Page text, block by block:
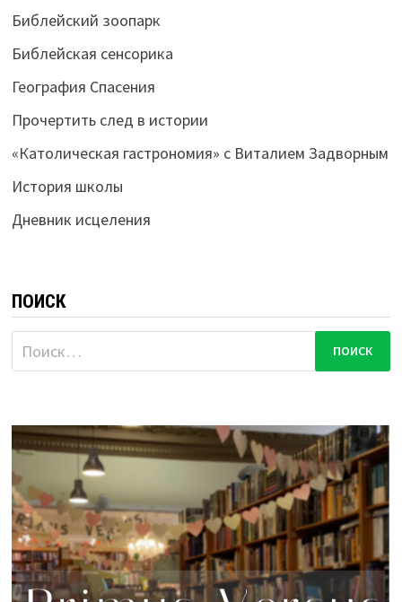
Библейский зоопарк
Библейская сенсорика
География Спасения
Прочертить след в истории
«Католическая гастрономия» с Виталием Задворным
История школы
Дневник исцеления
ПОИСК
Найти: